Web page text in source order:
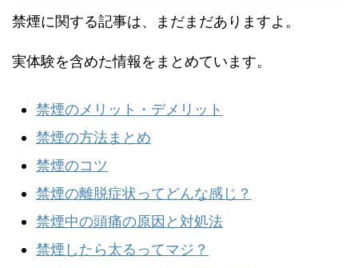
禁煙に関する記事は、まだまだありますよ。
実体験を含めた情報をまとめています。
禁煙のメリット・デメリット
禁煙の方法まとめ
禁煙のコツ
禁煙の離脱症状ってどんな感じ？
禁煙中の頭痛の原因と対処法
禁煙したら太るってマジ？